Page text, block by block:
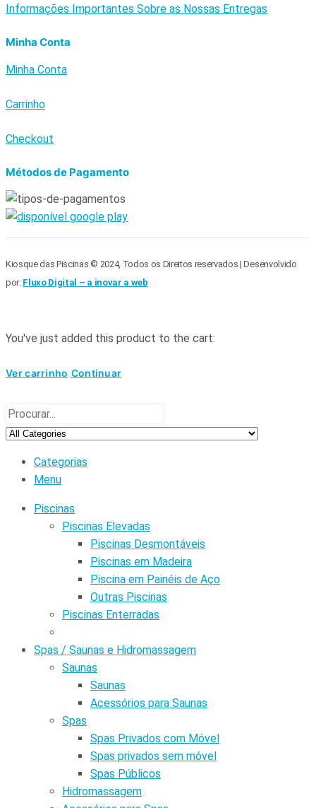
Informações Importantes Sobre as Nossas Entregas
Minha Conta
Minha Conta
Carrinho
Checkout
Métodos de Pagamento
Kiosque das Piscinas © 2024, Todos os Direitos reservados | Desenvolvido
por: Fluxo Digital – a inovar a web
You've just added this product to the cart:
Ver carrinho Continuar
Categorias
Menu
Piscinas
Piscinas Elevadas
Piscinas Desmontáveis
Piscinas em Madeira
Piscina em Painéis de Aço
Outras Piscinas
Piscinas Enterradas
Spas / Saunas e Hidromassagem
Saunas
Saunas
Acessórios para Saunas
Spas
Spas Privados com Móvel
Spas privados sem móvel
Spas Públicos
Hidromassagem